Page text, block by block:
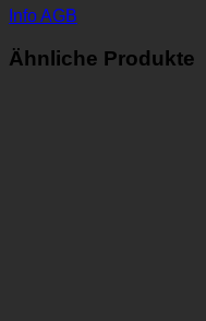
Info AGB
Ähnliche Produkte